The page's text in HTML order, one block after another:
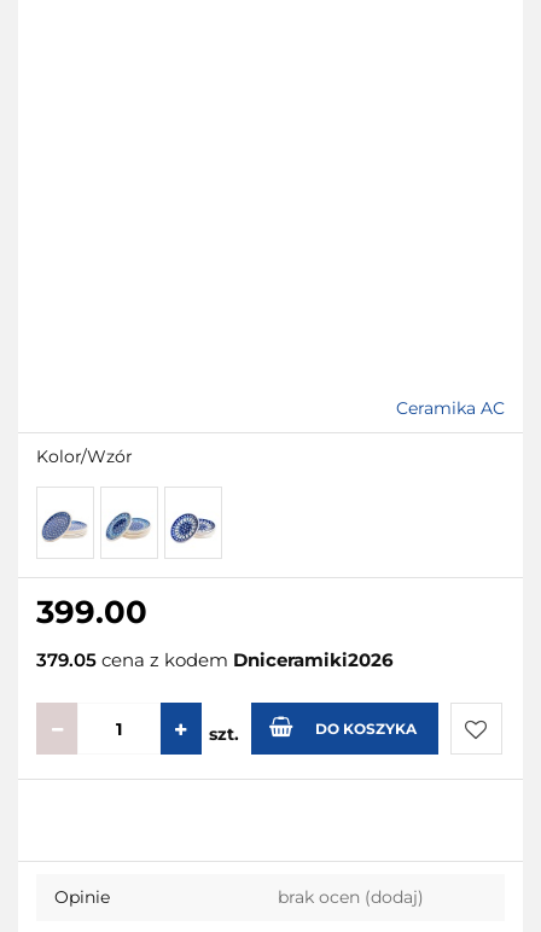
Ceramika AC
Kolor/Wzór
399.00
379.05 cena z kodem Dniceramiki2026
szt. DO KOSZYKA
Do
Opinie brak ocen (dodaj)